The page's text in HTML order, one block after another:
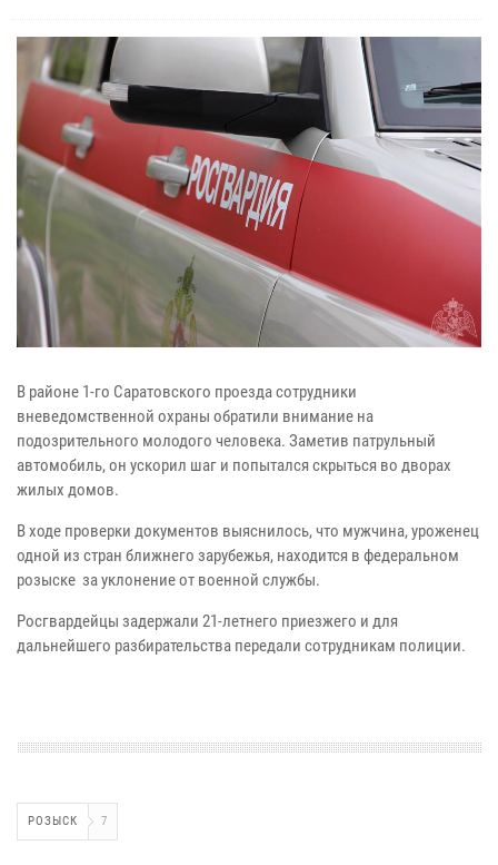
В районе 1-го Саратовского проезда сотрудники
вневедомственной охраны обратили внимание на
подозрительного молодого человека. Заметив патрульный
автомобиль, он ускорил шаг и попытался скрыться во дворах
жилых домов.
В ходе проверки документов выяснилось, что мужчина, уроженец
одной из стран ближнего зарубежья, находится в федеральном
розыске за уклонение от военной службы.
Росгвардейцы задержали 21-летнего приезжего и для
дальнейшего разбирательства передали сотрудникам полиции.
РОЗЫСК 7